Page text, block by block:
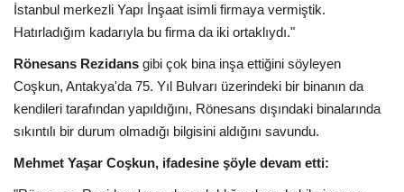
Galeri
İletişim
Dilim
İstanbul merkezli Yapı İnşaat isimli firmaya vermiştik.
Hatırladığım kadarıyla bu firma da iki ortaklıydı."
Rönesans Rezidans gibi çok bina inşa ettiğini söyleyen
Coşkun, Antakya'da 75. Yıl Bulvarı üzerindeki bir binanın da
kendileri tarafından yapıldığını, Rönesans dışındaki binalarında
sıkıntılı bir durum olmadığı bilgisini aldığını savundu.
Mehmet Yaşar Coşkun, ifadesine şöyle devam etti: